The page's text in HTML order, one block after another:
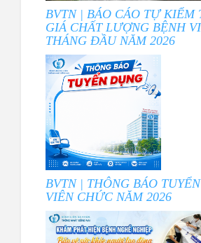
BVTN | BÁO CÁO TỰ KIỂM
GIÁ CHẤT LƯỢNG BỆNH
THÁNG ĐẦU NĂM 2026
BVTN | THÔNG BÁO
VIÊN CHỨC NĂM 2026